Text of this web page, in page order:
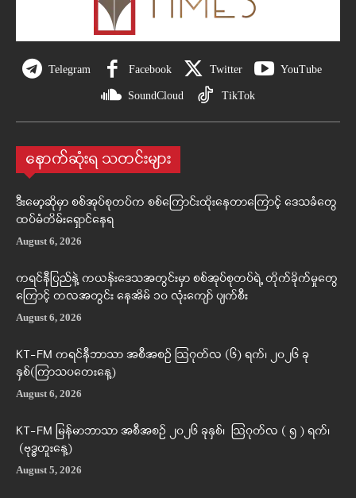
Telegram Facebook Twitter YouTube
SoundCloud TikTok
နောက်ဆုံးရ သတင်းများ
ဒီးမော့ဆိုမှာ စစ်အုပ်စုတပ်က စစ်ကြောင်းထိုးနေတာကြောင့် ဒေသခံတွေ
ထပ်မံတိမ်းရှောင်နေရ
August 6, 2026
ကရင်နီပြည်နဲ့ ကယန်းဒေသအတွင်းမှာ စစ်အုပ်စုတပ်ရဲ့ တိုက်ခိုက်မှုတွေ
ကြောင့် တလအတွင်း နေအိမ် ၁၀ လုံးကျော် ပျက်စီး
August 6, 2026
KT-FM ကရင်နီဘာသာ အစီအစဉ် ဩဂုတ်လ (၆) ရက်၊ ၂၀၂၆ ခု
နှစ်(ကြာသပတေးနေ့)
August 6, 2026
KT-FM မြန်မာဘာသာ အစီအစဉ် ၂၀၂၆ ခုနှစ်၊ ဩဂုတ်လ ( ၅ ) ရက်၊
(ဗုဒ္ဓဟူးနေ့)
August 5, 2026